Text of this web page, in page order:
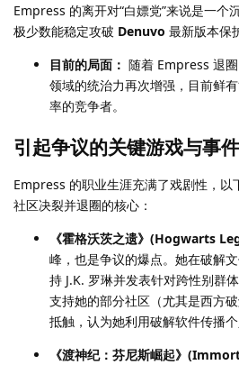
Empress 的离开对“白嫖党”来说是一个
极少数能稳定攻破 Denuvo 最新版本保
目前的局面： 随着 Empress 退
领域的统治力再次增强，目前鲜
率的竞争者。
引起争议的关键游戏与事件
Empress 的职业生涯充满了戏剧性，以
社区决裂并退圈的核心：
《霍格沃茨之遗》(Hogwarts
峰，也是争议的爆点。她在破解
持 J.K. 罗琳并发表针对跨性别群
支持她的部分社区（尤其是西方
抵触，认为她利用破解软件传播个
《渡神纪：芬尼斯崛起》